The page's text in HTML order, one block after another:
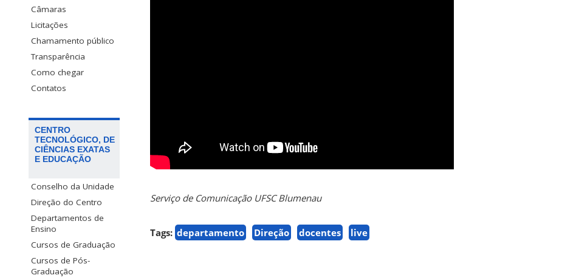
Câmaras
Licitações
Chamamento público
Transparência
Como chegar
Contatos
CENTRO
TECNOLÓGICO, DE
CIÊNCIAS EXATAS
E EDUCAÇÃO
Conselho da Unidade
Direção do Centro
Departamentos de
Ensino
Cursos de Graduação
Cursos de Pós-
Graduação
Serviço de Comunicação UFSC Blumenau
Tags: departamento Direção docentes live